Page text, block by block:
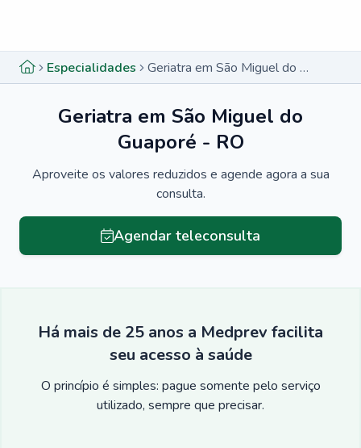
Especialidades Geriatra em São Miguel do Guaporé - RO
Geriatra em São Miguel do
Guaporé - RO
Aproveite os valores reduzidos e agende agora a sua
consulta.
Agendar teleconsulta
Há mais de 25 anos a Medprev facilita
seu acesso à saúde
O princípio é simples: pague somente pelo serviço
utilizado, sempre que precisar.